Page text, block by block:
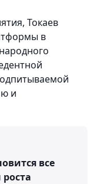
Токаев
в
и
все